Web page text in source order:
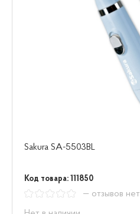
Sakura SA-5503BL
Код товара: 111850
— отзывов нет